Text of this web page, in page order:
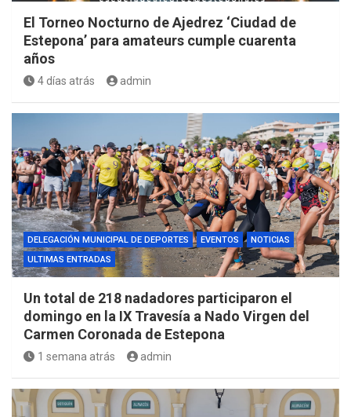
El Torneo Nocturno de Ajedrez ‘Ciudad de
Estepona’ para amateurs cumple cuarenta
años
4 días atrás admin
DELEGACIÓN MUNICIPAL DE DEPORTES EVENTOS
NOTICIAS
ULTIMAS ENTRADAS
Un total de 218 nadadores participaron el
domingo en la IX Travesía a Nado Virgen del
Carmen Coronada de Estepona
1 semana atrás admin